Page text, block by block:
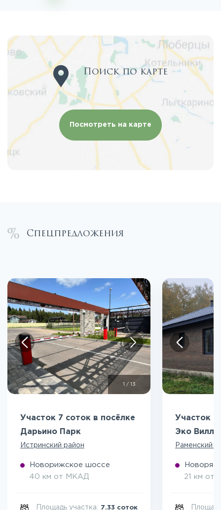
Поиск по карте
Посмотреть на карте
Спецпредложения
/ 13
Участок 7 соток в посёлке
Дарьино Парк
Истринский район
Новорижское шоссе
40 км от МКАД
Площадь участка: 7.33 соток
Участок 5
Эко
Раменский
21 км от